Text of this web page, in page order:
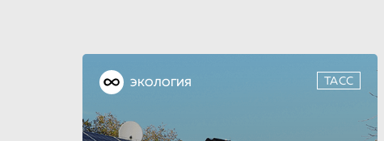
ЭКОЛОГИЯ ТАСС